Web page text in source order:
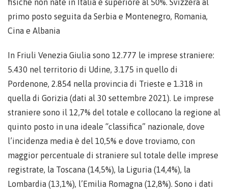
fisiche non nate in Italia è superiore al 50%. Svizzera al
primo posto seguita da Serbia e Montenegro, Romania,
Cina e Albania
In Friuli Venezia Giulia sono 12.777 le imprese straniere:
5.430 nel territorio di Udine, 3.175 in quello di
Pordenone, 2.854 nella provincia di Trieste e 1.318 in
quella di Gorizia (dati al 30 settembre 2021). Le imprese
straniere sono il 12,7% del totale e collocano la regione al
quinto posto in una ideale “classifica” nazionale, dove
l’incidenza media è del 10,5% e dove troviamo, con
maggior percentuale di straniere sul totale delle imprese
registrate, la Toscana (14,5%), la Liguria (14,4%), la
Lombardia (13,1%), l’Emilia Romagna (12,8%). Sono i dati